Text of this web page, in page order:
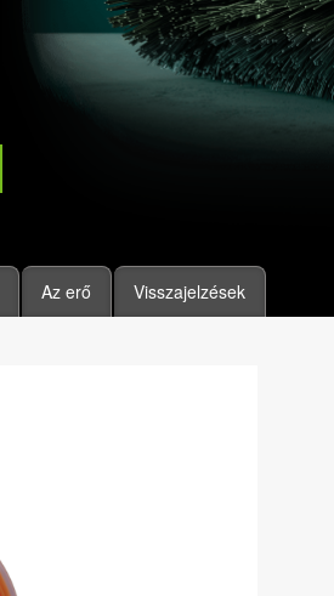
Az erő Visszajelzések